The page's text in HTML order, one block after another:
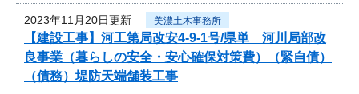
2023年11月20日更新 美濃土木事務所
【建設工事】河工第局改安4-9-1号/県単 河川局部改
良事業（暮らしの安全・安心確保対策費）（緊自債）
（債務）堤防天端舗装工事